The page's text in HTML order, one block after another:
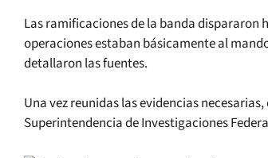
Las ramificaciones de la banda dispararon
operaciones estaban básicamente al
detallaron las fuentes.
Una vez reunidas las evidencias
Superintendencia de Investigaciones